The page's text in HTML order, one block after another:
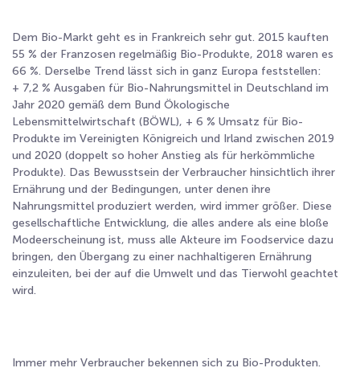
Dem Bio-Markt geht es in Frankreich sehr gut. 2015 kauften
55 % der Franzosen regelmäßig Bio-Produkte, 2018 waren es
66 %. Derselbe Trend lässt sich in ganz Europa feststellen:
+ 7,2 % Ausgaben für Bio-Nahrungsmittel in Deutschland im
Jahr 2020 gemäß dem Bund Ökologische
Lebensmittelwirtschaft (BÖWL), + 6 % Umsatz für Bio-
Produkte im Vereinigten Königreich und Irland zwischen 2019
und 2020 (doppelt so hoher Anstieg als für herkömmliche
Produkte). Das Bewusstsein der Verbraucher hinsichtlich ihrer
Ernährung und der Bedingungen, unter denen ihre
Nahrungsmittel produziert werden, wird immer größer. Diese
gesellschaftliche Entwicklung, die alles andere als eine bloße
Modeerscheinung ist, muss alle Akteure im Foodservice dazu
bringen, den Übergang zu einer nachhaltigeren Ernährung
einzuleiten, bei der auf die Umwelt und das Tierwohl geachtet
wird.
Immer mehr Verbraucher bekennen sich zu Bio-Produkten.